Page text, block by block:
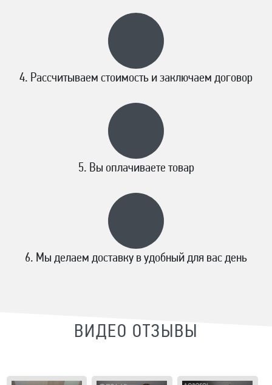
Рассчитываем стоимость и заключаем договор
Вы оплачиваете товар
Мы делаем доставку в удобный для вас день
ВИДЕО ОТЗЫВЫ